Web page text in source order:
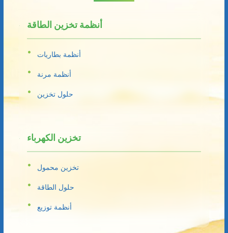
أنظمة تخزين الطاقة
أنظمة بطاريات
أنظمة مرنة
حلول تخزين
تخزين الكهرباء
تخزين محمول
حلول الطاقة
أنظمة توزيع